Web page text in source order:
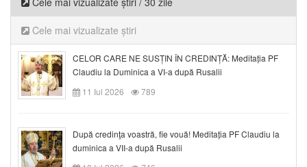
Cele mai vizualizate știri
CELOR CARE NE SUSȚIN ÎN CREDINȚĂ: Meditația PF
Claudiu la Duminica a VI-a după Rusalii
11 Iul 2026
789
După credinţa voastră, fie vouă! Meditația PF Claudiu la
duminica a VII-a după Rusalii